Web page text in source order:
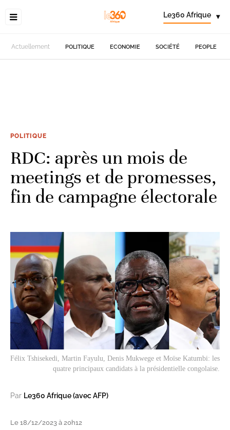
Le360 Afrique ▾
Actuellement POLITIQUE ECONOMIE SOCIÉTÉ PEOPLE
POLITIQUE
RDC: après un mois de
meetings et de promesses,
fin de campagne électorale
Félix Tshisekedi, Martin Fayulu, Denis Mukwege et Moïse Katumbi: les
quatre principaux candidats à la présidentielle congolaise.
Par Le360 Afrique (avec AFP)
Le 18/12/2023 à 20h12